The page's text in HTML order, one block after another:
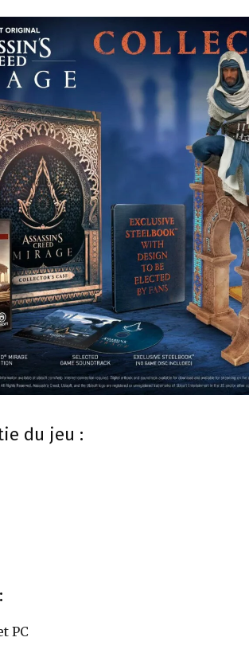
jeux
vidéo,
série
tv,
figurines,
du jeu :
PC